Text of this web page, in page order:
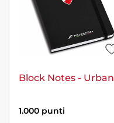
Block Notes - Urban
1.000 punti